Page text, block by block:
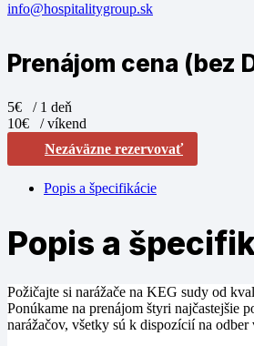
info@hospitalitygroup.sk
Prenájom cena (bez
5€ / 1 deň
10€ / víkend
Nezáväzne rezervovať
Popis a špecifikácie
Popis a
Požičajte si narážače na KEG sudy od
Ponúkame na prenájom štyri najčastejšie
narážačov, všetky sú k dispozícií na odber